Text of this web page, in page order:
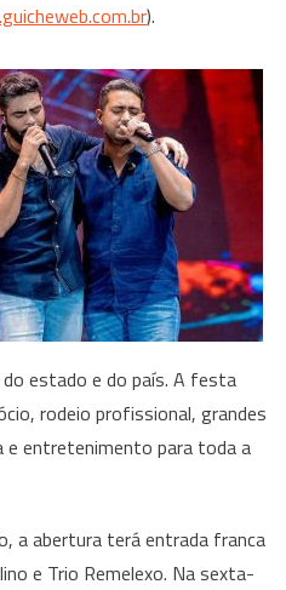
).
estado e do país. A festa
rodeio profissional, grandes
entretenimento para toda a
a abertura terá entrada franca
e Trio Remelexo. Na sexta-